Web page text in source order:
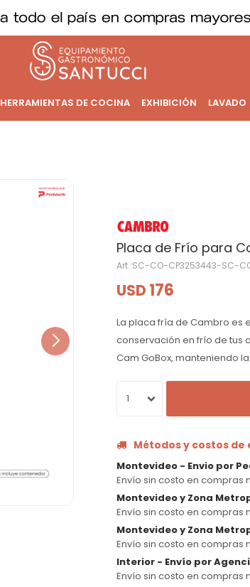
HERRAMIENTAS DE COCINA EXHIBICIÓN LAVADO
Placa de Frío para
SC-CO-CP3253443-SC-
USD 176
La placa fría de Cambro es
conservación en frío de tus
Cam GoBox, manteniendo
1
Métodos y costos de
Montevideo - Envio por
Envío sin costo en compras
Montevideo y Zona
Envío sin costo en compras
Montevideo y Zona
Envío sin costo en compras
Interior - Envío por
Envío sin costo en compras